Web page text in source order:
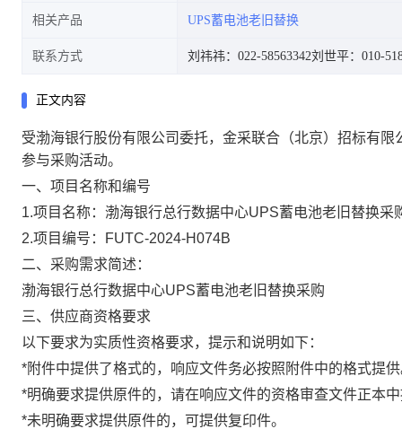
相关产品 UPS蓄电池老旧替换
联系方式 刘祎祎：022-58563342刘世平：010-
正文内容
受渤海银行股份有限公司委托，金采联合（北京）招标有
参与采购活动。
一、项目名称和编号
1.项目名称：渤海银行总行数据中心UPS蓄电池老旧替换采
2.项目编号：FUTC-2024-H074B
二、采购需求简述：
渤海银行总行数据中心UPS蓄电池老旧替换采购
三、供应商资格要求
以下要求为实质性资格要求，提示和说明如下：
*附件中提供了格式的，响应文件务必按照附件中的格式提
*明确要求提供原件的，请在响应文件的资格审查文件正本
*未明确要求提供原件的，可提供复印件。